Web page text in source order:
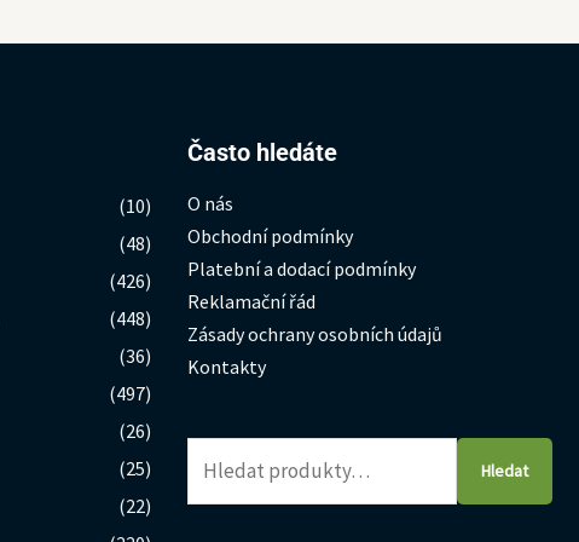
(10)
(48)
(426)
(448)
(36)
(497)
(26)
(25)
(22)
Často hledáte
O nás
Obchodní podmínky
Platební a dodací podmínky
Reklamační řád
Zásady ochrany osobních údajů
Kontakty
Hledat:
Hledat